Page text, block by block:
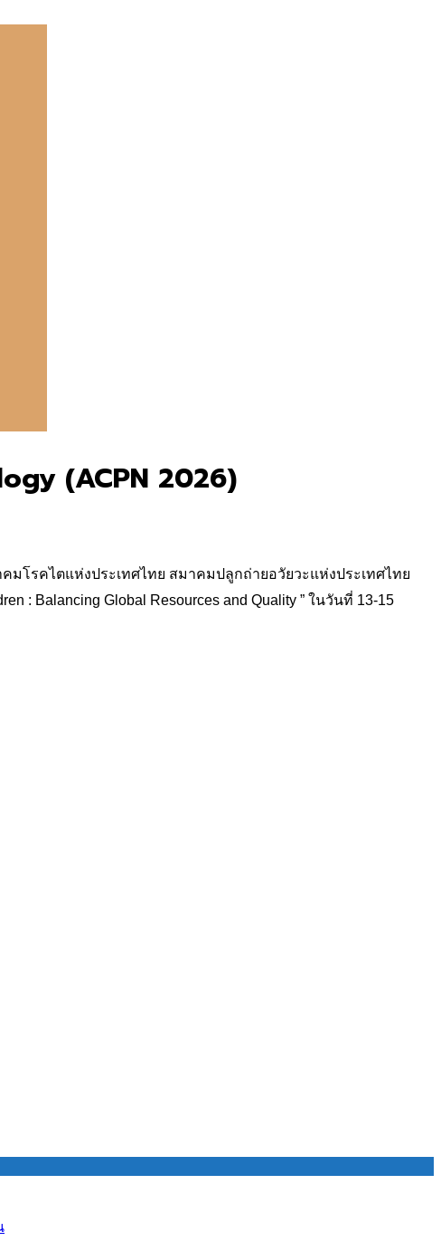
(ACPN 2026)
มโรคไตแห่งประเทศไทย สมาคมปลูกถ่ายอวัยวะแห่งประเทศไทย
: Balancing Global Resources and Quality ” ในวันที่ 13-15